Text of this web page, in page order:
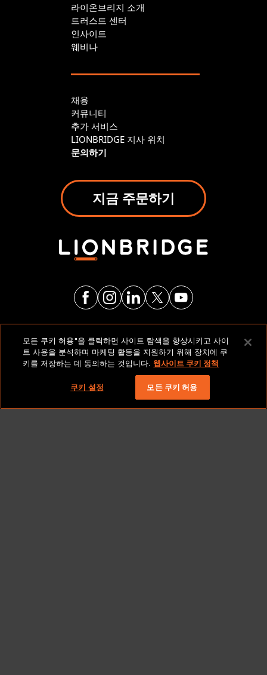
라이온브리지 소개
트러스트 센터
인사이트
웨비나
채용
커뮤니티
추가 서비스
LIONBRIDGE 지사 위치
문의하기
지금 주문하기
법적 고지 및 정책
저작권 2026 Lionbridge Technologies, LLC. 모든 권리
보유.
모든 쿠키 허용"을 클릭하면 사이트 탐색을 향상시키고 사이
트 사용을 분석하며 마케팅 활동을 지원하기 위해 장치에 쿠
키를 저장하는 데 동의하는 것입니다. 웹사이트 쿠키 정책
쿠키 설정 모든 쿠키 허용